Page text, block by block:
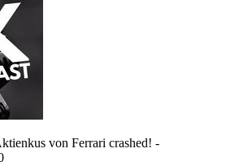
von Ferrari crashed! -